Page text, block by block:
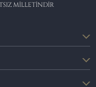
MİLLETİNDİR